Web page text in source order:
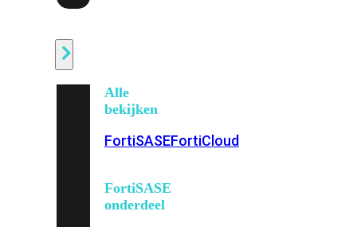
Alle
bekijken
FortiSASEFortiCloud
FortiSASE
onderdeel